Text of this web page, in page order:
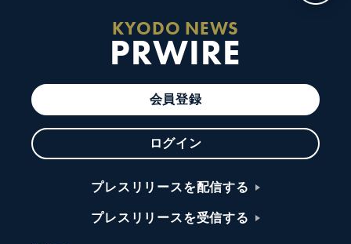
KYODO NEWS
PRWIRE
会員登録
ログイン
プレスリリースを配信する
プレスリリースを受信する